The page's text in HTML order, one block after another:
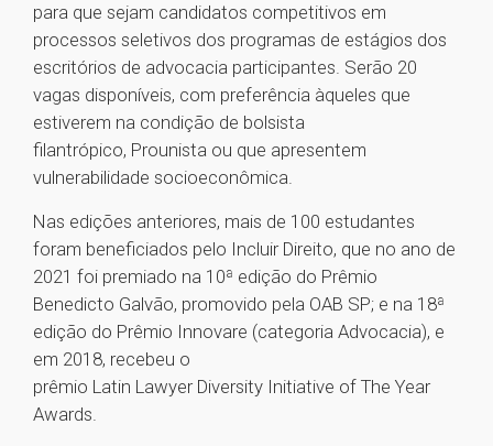
para que sejam candidatos competitivos em
processos seletivos dos programas de estágios dos
escritórios de advocacia participantes. Serão 20
vagas disponíveis, com preferência àqueles que
estiverem na condição de bolsista
filantrópico, Prounista ou que apresentem
vulnerabilidade socioeconômica.
Nas edições anteriores, mais de 100 estudantes
foram beneficiados pelo Incluir Direito, que no ano de
2021 foi premiado na 10ª edição do Prêmio
Benedicto Galvão, promovido pela OAB SP; e na 18ª
edição do Prêmio Innovare (categoria Advocacia), e
em 2018, recebeu o
prêmio Latin Lawyer Diversity Initiative of The Year
Awards.